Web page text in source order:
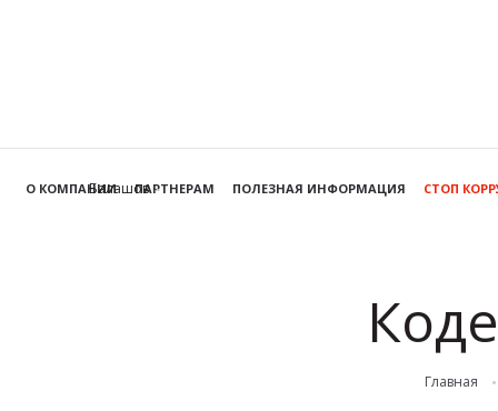
Балашов
О КОМПАНИИ ПАРТНЕРАМ ПОЛЕЗНАЯ ИНФОРМАЦИЯ СТОП
Главная